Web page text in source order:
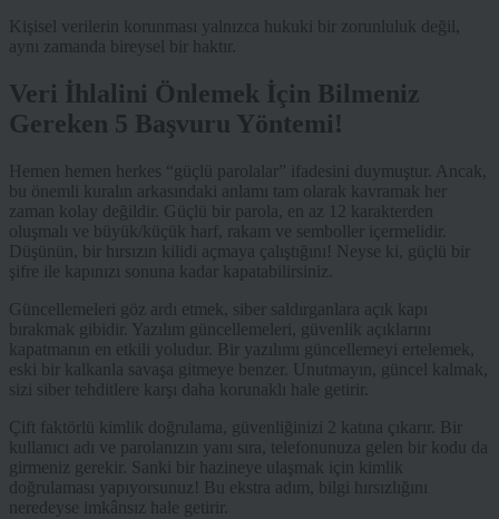
Kişisel verilerin korunması yalnızca hukuki bir zorunluluk değil,
aynı zamanda bireysel bir haktır.
Veri İhlalini Önlemek İçin Bilmeniz
Gereken 5 Başvuru Yöntemi!
Hemen hemen herkes “güçlü parolalar” ifadesini duymuştur. Ancak,
bu önemli kuralın arkasındaki anlamı tam olarak kavramak her
zaman kolay değildir. Güçlü bir parola, en az 12 karakterden
oluşmalı ve büyük/küçük harf, rakam ve semboller içermelidir.
Düşünün, bir hırsızın kilidi açmaya çalıştığını! Neyse ki, güçlü bir
şifre ile kapınızı sonuna kadar kapatabilirsiniz.
Güncellemeleri göz ardı etmek, siber saldırganlara açık kapı
bırakmak gibidir. Yazılım güncellemeleri, güvenlik açıklarını
kapatmanın en etkili yoludur. Bir yazılımı güncellemeyi ertelemek,
eski bir kalkanla savaşa gitmeye benzer. Unutmayın, güncel kalmak,
sizi siber tehditlere karşı daha korunaklı hale getirir.
Çift faktörlü kimlik doğrulama, güvenliğinizi 2 katına çıkarır. Bir
kullanıcı adı ve parolanızın yanı sıra, telefonunuza gelen bir kodu da
girmeniz gerekir. Sanki bir hazineye ulaşmak için kimlik
doğrulaması yapıyorsunuz! Bu ekstra adım, bilgi hırsızlığını
neredeyse imkânsız hale getirir.